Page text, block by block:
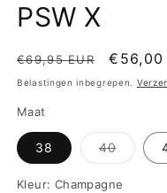
PSW X
Normale
prijs
€69,95 EUR €56,00
Belastingen inbegrepen.
Maat
38 40Variant
niet
Kleur: Champagne